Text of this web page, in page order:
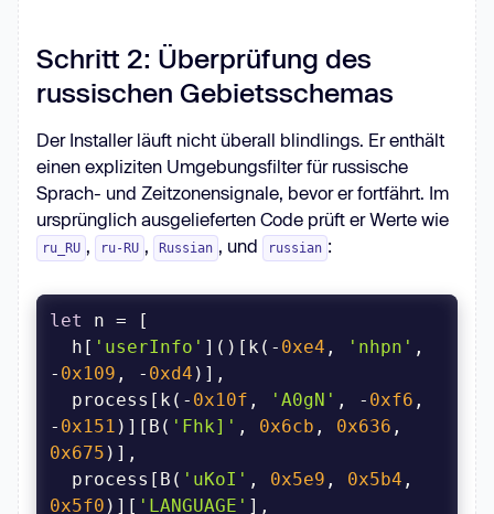
Schritt 2: Überprüfung des
russischen Gebietsschemas
Der Installer läuft nicht überall blindlings. Er enthält
einen expliziten Umgebungsfilter für russische
Sprach- und Zeitzonensignale, bevor er fortfährt. Im
ursprünglich ausgelieferten Code prüft er Werte wie
ru_RU , ru-RU , Russian , und russian :
let
  h[
'userInfo' ]()[k(- 0xe4 , 'nhpn' ,
- 0x109 , - 0xd4
  process[k(-
0x10f , 'A0gN' , - 0xf6 ,
- 0x151 )][B( 'Fhk]' , 0x6cb , 0x636
0x675
  process[B(
'uKoI' , 0x5e9 , 0x5b4
0x5f0 )][ 'LANGUAGE'